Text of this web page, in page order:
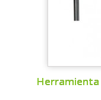
Herramienta